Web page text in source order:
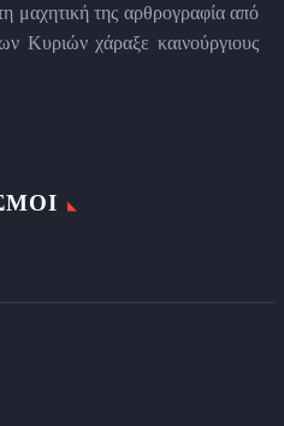
μαχητική της αρθρογραφία από
Kυριών χάραξε καινούργιους